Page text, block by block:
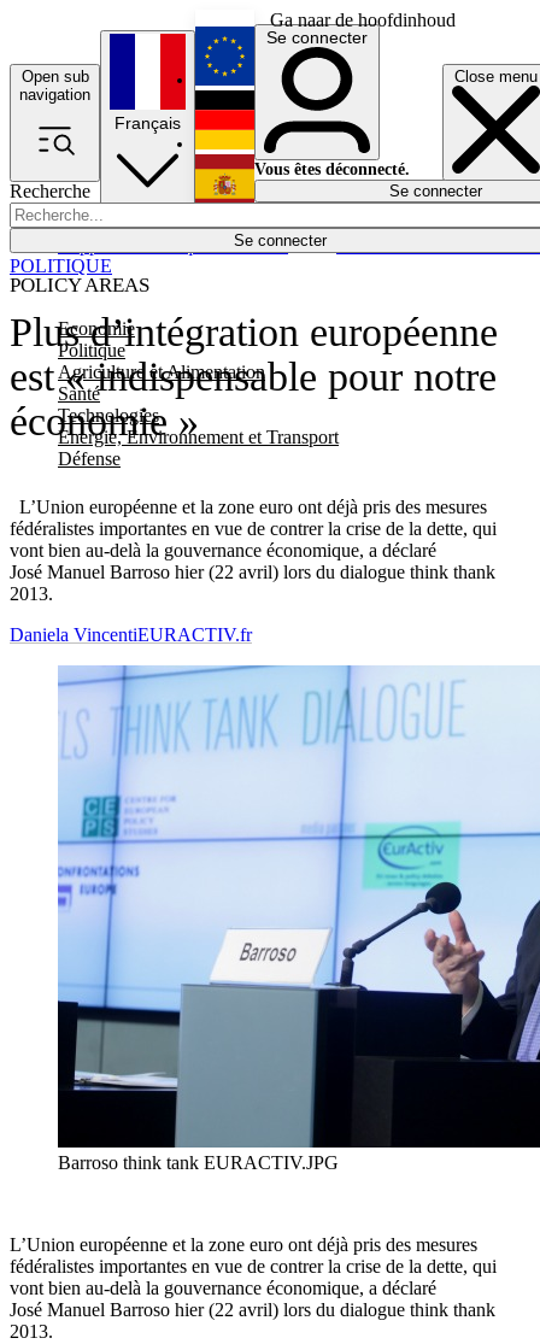
Ga naar de hoofdinhoud
Open sub
navigation
Close menu
Recherche
Se connecter
POLICY AREAS
Economie
Politique
Agriculture et Alimentation
Santé
Technologies
Energie, Environnement et Transport
Défense
Économie
Français
English
Deutsch
Español
Se connecter
Vous êtes déconnecté.
Se connecter
Plus d’intégration européenne
est « indispensable pour notre
économie »
L’Union européenne et la zone euro ont déjà pris des mesures
fédéralistes importantes en vue de contrer la crise de la dette, qui
vont bien au-delà la gouvernance économique, a déclaré
José Manuel Barroso hier (22 avril) lors du dialogue think thank
2013.
POLITIQUE
Daniela VincentiEURACTIV.fr
Barroso think tank EURACTIV.JPG
L’Union européenne et la zone euro ont déjà pris des mesures
fédéralistes importantes en vue de contrer la crise de la dette, qui
vont bien au-delà la gouvernance économique, a déclaré
José Manuel Barroso hier (22 avril) lors du dialogue think thank
2013.